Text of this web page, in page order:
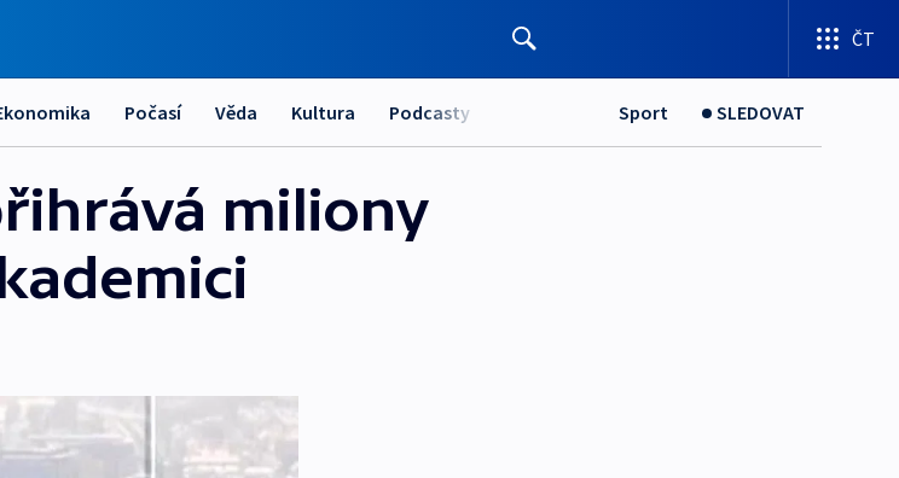
ČT
Počasí Věda Kultura Podcasty Sport SLEDOVAT
miliony